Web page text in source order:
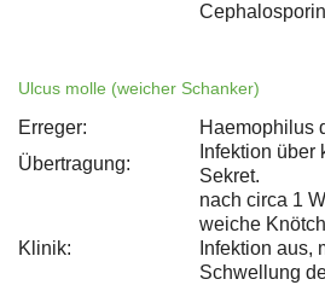
Ulcus molle (weicher Schanker)
Erreger:
Haemophilus
Übertragung:
Infektion über
Sekret.
Klinik:
nach circa 1
weiche
Infektion aus,
Schwellung